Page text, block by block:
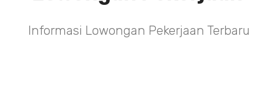
Informasi Lowongan Pekerjaan Terbaru